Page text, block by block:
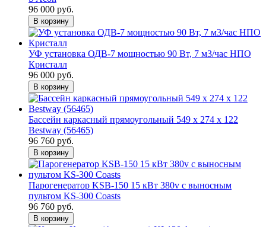
96 000 руб.
В корзину
УФ установка ОДВ-7 мощностью 90 Вт, 7 м3/час НПО
Кристалл
96 000 руб.
В корзину
Бассейн каркасный прямоугольный 549 х 274 х 122
Bestway (56465)
96 760 руб.
В корзину
Парогенератор KSB-150 15 кВт 380v с выносным
пультом KS-300 Coasts
96 760 руб.
В корзину